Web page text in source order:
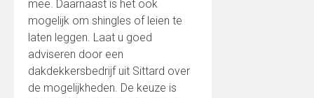
mee. Daarnaast is het ook
mogelijk om shingles of leien te
laten leggen. Laat u goed
adviseren door een
dakdekkersbedrijf uit Sittard over
de mogelijkheden. De keuze is